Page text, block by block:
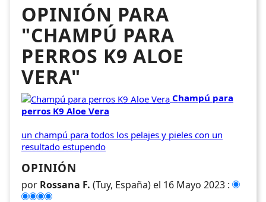
OPINIÓN PARA
"CHAMPÚ PARA
PERROS K9 ALOE
VERA"
Champú para
perros K9 Aloe Vera
un champú para todos los pelajes y pieles con un
resultado estupendo
OPINIÓN
por Rossana F. (Tuy, España) el 16 Mayo 2023 :